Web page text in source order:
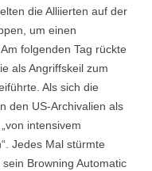
die Alliierten auf der
um einen
folgenden Tag rückte
als Angriffskeil zum
Als sich die
den US-Archivalien als
intensivem
Jedes Mal stürmte
Browning Automatic